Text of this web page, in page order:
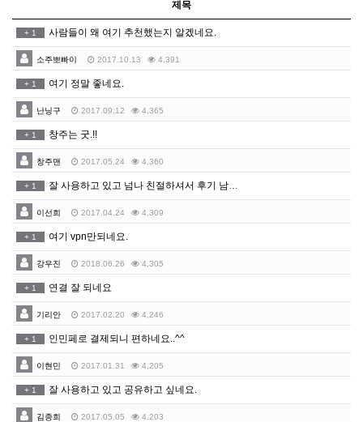
제목
+ 1 사람들이 왜 여기 추천했는지 알겠네요.
소주뽀빠이 2017.10.13 4,391
+ 1 여기 정말 좋네요.
난닝구 2017.09.12 4,365
+ 1 창주는 굿.!!
창주맨 2017.05.24 4,360
+ 1 잘 사용하고 있고 넘나 친절하셔서 후기 남겨요.. ^^
이선희 2017.04.24 4,309
+ 1 여기 vpn만되네요.
강우진 2018.06.26 4,305
+ 1 연결 잘 되네요
기리안 2017.02.20 4,246
+ 1 인민페로 결제되니 편하네요..^^
이현민 2017.01.31 4,205
+ 1 잘 사용하고 있고 공유하고 싶네요.
김종희 2017.05.05 4,203